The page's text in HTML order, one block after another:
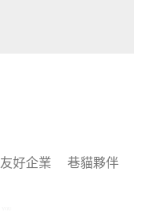
友好企業
巷貓夥伴